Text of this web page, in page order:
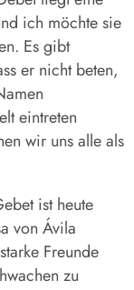
ich möchte sie
Es gibt
er nicht beten,
eintreten
wir uns alle als
ist heute
von Ávila
Freunde
zu